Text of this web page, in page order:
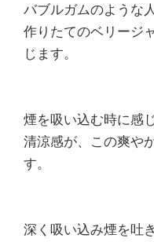
バブルガムのような
作りたてのベリージ
じます。
煙を吸い込む時に感
清涼感が、この爽や
す。
深く吸い込み煙を吐